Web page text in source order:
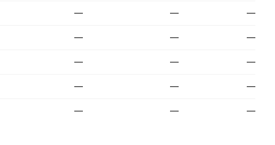
— — —
— — —
— — —
— — —
— — —